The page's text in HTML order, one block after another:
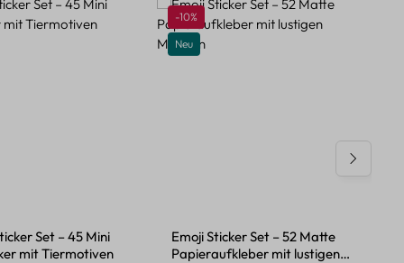
Set – 45 Mini
mit Tiermotiven
Rabatt
-10%
Neu
Emoji Sticker Set – 52 Matte
Papieraufkleber mit lustigen